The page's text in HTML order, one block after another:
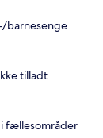
barnesenge
tilladt
fællesområder